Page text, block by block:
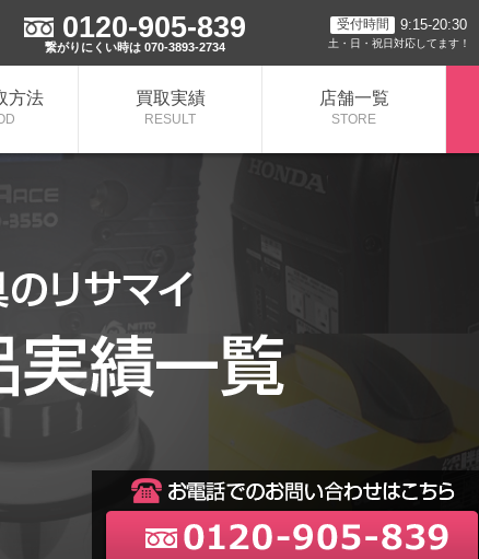
0120-905-839
繋がりにくい時は 070-3893-2734
受付時間 9:15-20:30
土・日・祝日対応してます！
方法 買取実績
RESULT
店舗一覧
STORE